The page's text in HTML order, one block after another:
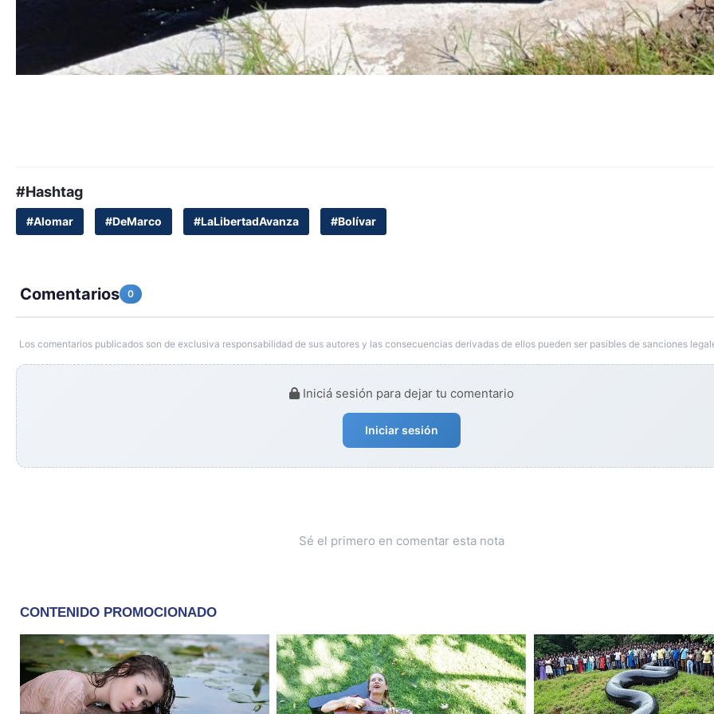
#Hashtag
#Alomar #DeMarco #LaLibertadAvanza #Bolívar
Comentarios 0
Los comentarios publicados son de exclusiva responsabilidad de sus autores y las consecuencias derivadas de ellos pueden ser pasibles de sanciones
Iniciá sesión para dejar tu comentario
Iniciar sesión
Sé el primero en comentar esta nota